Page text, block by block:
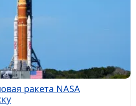
ракета NASA